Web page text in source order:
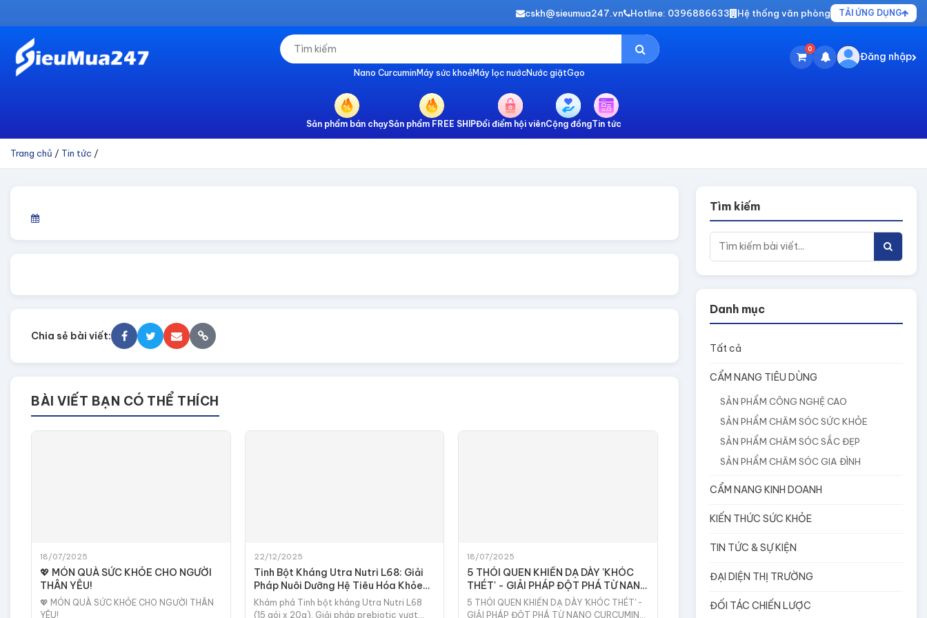
cskh@sieumua247.vn Hotline: 0396886633 Hệ thống văn phòng TẢI ỨNG DỤNG
Nano Curcumin Máy sức khoẻMáy lọc nướcNước giặtGạo
0
Đăng nhập
Sản phẩm bán chạySản phẩm FREE SHIPĐổi điểm hội viênCộng đồngTin tức
Trang chủ / Tin tức /
Chia sẻ bài viết:
BÀI VIẾT BẠN CÓ THỂ THÍCH
18/07/2025
💖 MÓN QUÀ SỨC KHỎE CHO NGƯỜI
THÂN YÊU!
💖 MÓN QUÀ SỨC KHỎE CHO NGƯỜI THÂN
YÊU!
22/12/2025
Tinh Bột Kháng Utra Nutri L68: Giải
Pháp Nuôi Dưỡng Hệ Tiêu Hóa Khỏe
Mạnh
Khám phá Tinh bột kháng Utra Nutri L68
(15 gói x 20g). Giải pháp prebiotic vượt
18/07/2025
5 THÓI QUEN KHIẾN DẠ DÀY 'KHÓC
THÉT' - GIẢI PHÁP ĐỘT PHÁ TỪ NANO
CURCUMIN 3C
5 THÓI QUEN KHIẾN DẠ DÀY 'KHÓC THÉT' -
GIẢI PHÁP ĐỘT PHÁ TỪ NANO CURCUMIN
Tìm kiếm
Danh mục
Tất cả
CẨM NANG TIÊU DÙNG
SẢN PHẨM CÔNG NGHỆ CAO
SẢN PHẨM CHĂM SÓC SỨC KHỎE
SẢN PHẨM CHĂM SÓC SẮC ĐẸP
SẢN PHẨM CHĂM SÓC GIA ĐÌNH
CẨM NANG KINH DOANH
KIẾN THỨC SỨC KHỎE
TIN TỨC & SỰ KIỆN
ĐẠI DIỆN THỊ TRƯỜNG
ĐỐI TÁC CHIẾN LƯỢC